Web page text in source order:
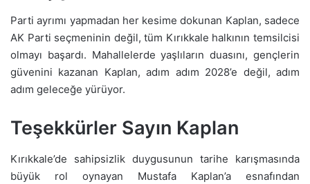
Parti ayrımı yapmadan her kesime dokunan Kaplan, sadece
AK Parti seçmeninin değil, tüm Kırıkkale halkının temsilcisi
olmayı başardı. Mahallelerde yaşlıların duasını, gençlerin
güvenini kazanan Kaplan, adım adım 2028’e değil, adım
adım geleceğe yürüyor.
Teşekkürler Sayın Kaplan
Kırıkkale’de sahipsizlik duygusunun tarihe karışmasında
büyük rol oynayan Mustafa Kaplan’a esnafından